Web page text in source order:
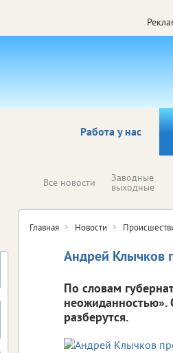
Работа у нас
Все новости Заводные
выходные
Главная Новости
Андрей Клычков
По словам
неожиданностью».
разберутся.